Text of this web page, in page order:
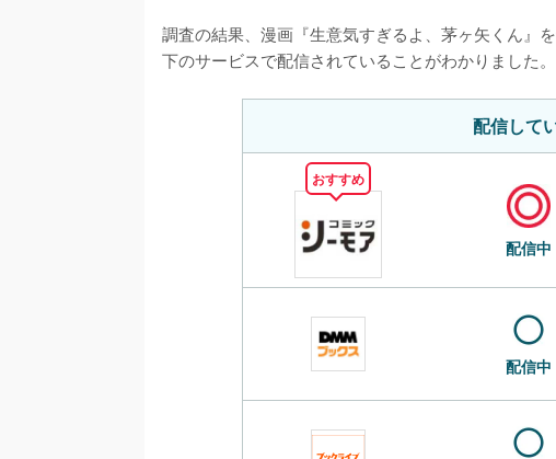
調査の結果、漫画『生意気すぎるよ、茅ヶ矢くん』を
下のサービスで配信されていることがわかりました。
配信して
おすすめ
配信中
配信中